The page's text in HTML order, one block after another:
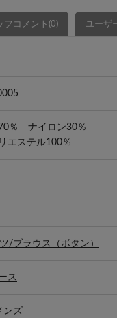
フコメント(0) ユーザ
％ ナイロン30％
エステル100％
/ブラウス（ボタン）
ス
ンズ